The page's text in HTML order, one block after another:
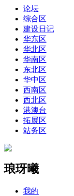
论坛
综合区
建设日记
华东区
华北区
华南区
东北区
华中区
西南区
西北区
港澳台
拓展区
站务区
琅玡曦
我的